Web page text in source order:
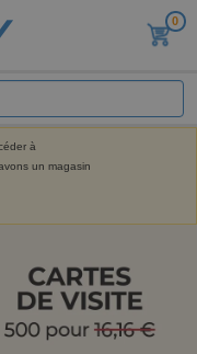
0
à
un magasin